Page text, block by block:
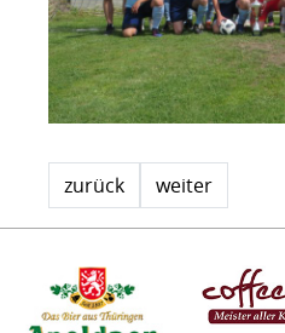
zurück weiter